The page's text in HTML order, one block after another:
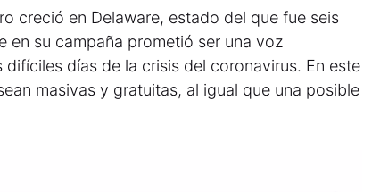
creció en Delaware, estado del que fue seis
en su campaña prometió ser una voz
días de la crisis del coronavirus. En este
masivas y gratuitas, al igual que una posible